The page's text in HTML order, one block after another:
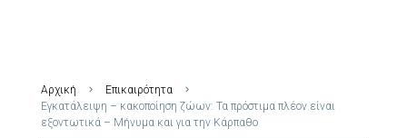
Αρχική
Επικαιρότητα
Εγκατάλειψη – κακοποίηση ζώων: Τα πρόστιμα πλέον είναι
εξοντωτικά – Μήνυμα και για την Κάρπαθο